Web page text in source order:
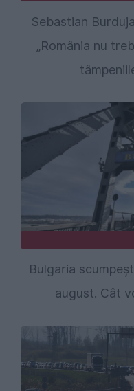
Sebastian
„România nu
Bulgaria
august. Cât